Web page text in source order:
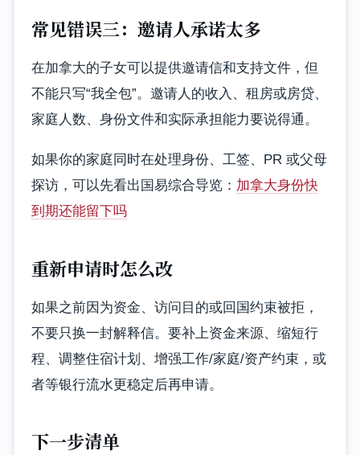
常见错误三：邀请人承诺太多
在加拿大的子女可以提供邀请信和支持文件，但
不能只写“我全包”。邀请人的收入、租房或房贷、
家庭人数、身份文件和实际承担能力要说得通。
如果你的家庭同时在处理身份、工签、PR 或父母
探访，可以先看出国易综合导览： 加拿大身份快
到期还能留下吗
重新申请时怎么改
如果之前因为资金、访问目的或回国约束被拒，
不要只换一封解释信。要补上资金来源、缩短行
程、调整住宿计划、增强工作/家庭/资产约束，或
者等银行流水更稳定后再申请。
下一步清单